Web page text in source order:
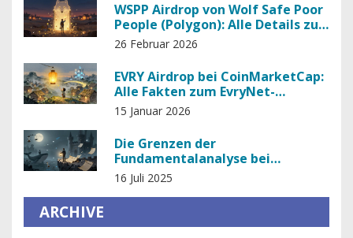
WSPP Airdrop von Wolf Safe Poor
People (Polygon): Alle Details zur
Token-Verteilung und
26 Februar 2026
EVRY Airdrop bei CoinMarketCap:
Alle Fakten zum EvryNet-
Kampagnen-Airdrop 2026
15 Januar 2026
Die Grenzen der
Fundamentalanalyse bei
Kryptowährungen
16 Juli 2025
ARCHIVE